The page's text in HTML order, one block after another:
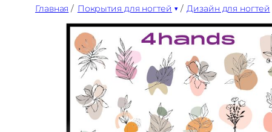
Главная / Покрытия для ногтей / Дизайн для ногтей